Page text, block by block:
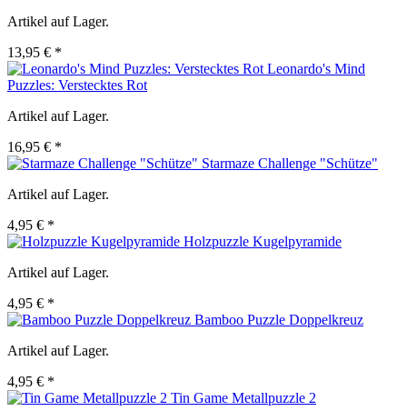
Artikel auf Lager.
13,95 € *
Leonardo's Mind
Puzzles: Verstecktes Rot
Artikel auf Lager.
16,95 € *
Starmaze Challenge "Schütze"
Artikel auf Lager.
4,95 € *
Holzpuzzle Kugelpyramide
Artikel auf Lager.
4,95 € *
Bamboo Puzzle Doppelkreuz
Artikel auf Lager.
4,95 € *
Tin Game Metallpuzzle 2